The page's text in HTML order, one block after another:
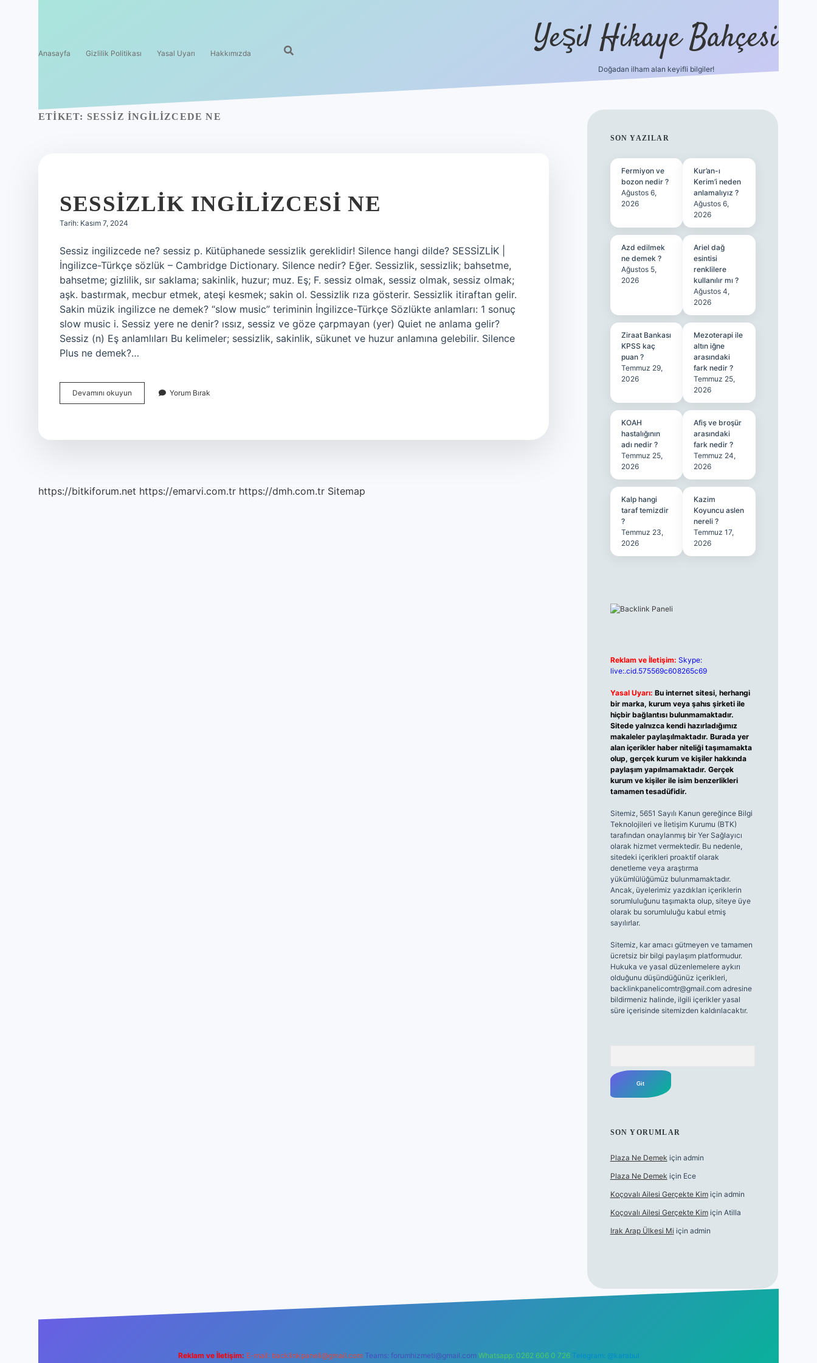
Anasayfa Gizlilik Politikası Yasal Uyarı Hakkımızda Yeşil Hikaye Bahçesi
Doğadan ilham alan keyifli bilgiler!
ETIKET: SESSIZ INGILIZCEDE NE
SESSIZLIK INGILIZCESI NE
Tarih: Kasım 7, 2024
Sessiz ingilizcede ne? sessiz p. Kütüphanede sessizlik gereklidir! Silence hangi dilde? SESSİZLİK |
İngilizce-Türkçe sözlük – Cambridge Dictionary. Silence nedir? Eğer. Sessizlik, sessizlik; bahsetme,
bahsetme; gizlilik, sır saklama; sakinlik, huzur; muz. Eş; F. sessiz olmak, sessiz olmak, sessiz olmak;
aşk. bastırmak, mecbur etmek, ateşi kesmek; sakin ol. Sessizlik rıza gösterir. Sessizlik itiraftan gelir.
Sakin müzik ingilizce ne demek? “slow music” teriminin İngilizce-Türkçe Sözlükte anlamları: 1 sonuç
slow music i. Sessiz yere ne denir? ıssız, sessiz ve göze çarpmayan (yer) Quiet ne anlama gelir?
Sessiz (n) Eş anlamlıları Bu kelimeler; sessizlik, sakinlik, sükunet ve huzur anlamına gelebilir. Silence
Plus ne demek?…
Devamını okuyun Sessizlik
Ingilizcesi
Yorum Bırak
https://bitkiforum.net https://emarvi.com.tr https://dmh.com.tr Sitemap
SIDEBAR
SON YAZILAR
Fermiyon ve
bozon nedir ?
Ağustos 6,
2026
Kur’an-ı
Kerim’i neden
anlamalıyız ?
Ağustos 6,
2026
Azd edilmek
ne demek ?
Ağustos 5,
2026
Ariel dağ
esintisi
renklilere
kullanılır mı ?
Ağustos 4,
2026
Ziraat Bankası
KPSS kaç
puan ?
Temmuz 29,
2026
Mezoterapi ile
altın iğne
arasındaki
fark nedir ?
Temmuz 25,
2026
KOAH
hastalığının
adı nedir ?
Temmuz 25,
2026
Afiş ve broşür
arasındaki
fark nedir ?
Temmuz 24,
2026
Kalp hangi
taraf temizdir
?
Temmuz 23,
2026
Kazim
Koyuncu aslen
nereli ?
Temmuz 17,
2026
Reklam ve İletişim: Skype:
live:.cid.575569c608265c69
Yasal Uyarı: Bu internet sitesi, herhangi
bir marka, kurum veya şahıs şirketi ile
hiçbir bağlantısı bulunmamaktadır.
Sitede yalnızca kendi hazırladığımız
makaleler paylaşılmaktadır. Burada yer
alan içerikler haber niteliği taşımamakta
olup, gerçek kurum ve kişiler hakkında
paylaşım yapılmamaktadır. Gerçek
kurum ve kişiler ile isim benzerlikleri
tamamen tesadüfidir.
Sitemiz, 5651 Sayılı Kanun gereğince Bilgi
Teknolojileri ve İletişim Kurumu (BTK)
tarafından onaylanmış bir Yer Sağlayıcı
olarak hizmet vermektedir. Bu nedenle,
sitedeki içerikleri proaktif olarak
denetleme veya araştırma
yükümlülüğümüz bulunmamaktadır.
Ancak, üyelerimiz yazdıkları içeriklerin
sorumluluğunu taşımakta olup, siteye üye
olarak bu sorumluluğu kabul etmiş
sayılırlar.
Sitemiz, kar amacı gütmeyen ve tamamen
ücretsiz bir bilgi paylaşım platformudur.
Hukuka ve yasal düzenlemelere aykırı
olduğunu düşündüğünüz içerikleri,
backlinkpanelicomtr@gmail.comadresine
bildirmeniz halinde, ilgili içerikler yasal
süre içerisinde sitemizden kaldırılacaktır.
SON YORUMLAR
Plaza Ne Demek için admin
Plaza Ne Demek için Ece
Koçovalı Ailesi Gerçekte Kimiçin admin
Koçovalı Ailesi Gerçekte Kimiçin Atilla
Irak Arap Ülkesi Mi için admin
ilbet
Reklam ve İletişim: E-mail: backlinkpaneli@gmail.com Teams: forumhizmeti@gmail.com Whatsapp: 0262 606 0 726 Telegram: @karabul